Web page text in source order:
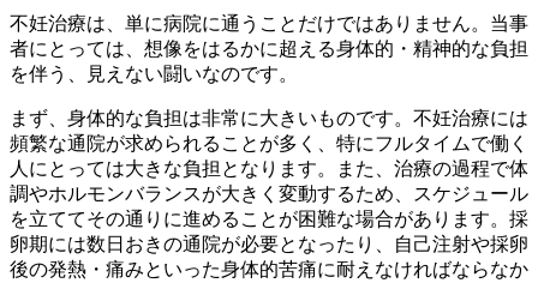
不妊治療は、単に病院に通うことだけではありません。当事
者にとっては、想像をはるかに超える身体的・精神的な負担
を伴う、見えない闘いなのです。
まず、身体的な負担は非常に大きいものです。不妊治療には
頻繁な通院が求められることが多く、特にフルタイムで働く
人にとっては大きな負担となります。また、治療の過程で体
調やホルモンバランスが大きく変動するため、スケジュール
を立ててその通りに進めることが困難な場合があります。採
卵期には数日おきの通院が必要となったり、自己注射や採卵
後の発熱・痛みといった身体的苦痛に耐えなければならなか